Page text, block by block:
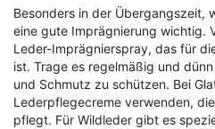
Besonders in der Übergangszeit,
eine gute Imprägnierung wichtig.
Leder-Imprägnierspray, das für
ist. Trage es regelmäßig und
und Schmutz zu schützen. Bei
Lederpflegecreme verwenden,
pflegt. Für Wildleder gibt es